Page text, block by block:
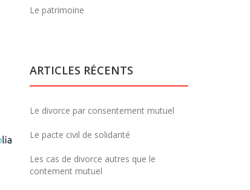
Le patrimoine
ARTICLES RÉCENTS
Le divorce par consentement mutuel
Le pacte civil de solidarité
Les cas de divorce autres que le
contement mutuel